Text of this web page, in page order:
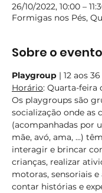
26/10/2022, 10:00 –
Formigas nos Pés,
Sobre o evento
Playgroup | 12 aos
Horário: Quarta-feira
Os playgroups são
socialização onde as
(acompanhadas por
mãe, avó, ama, ...)
interagir e brincar
crianças, realizar
motoras, sensoriais
contar histórias e